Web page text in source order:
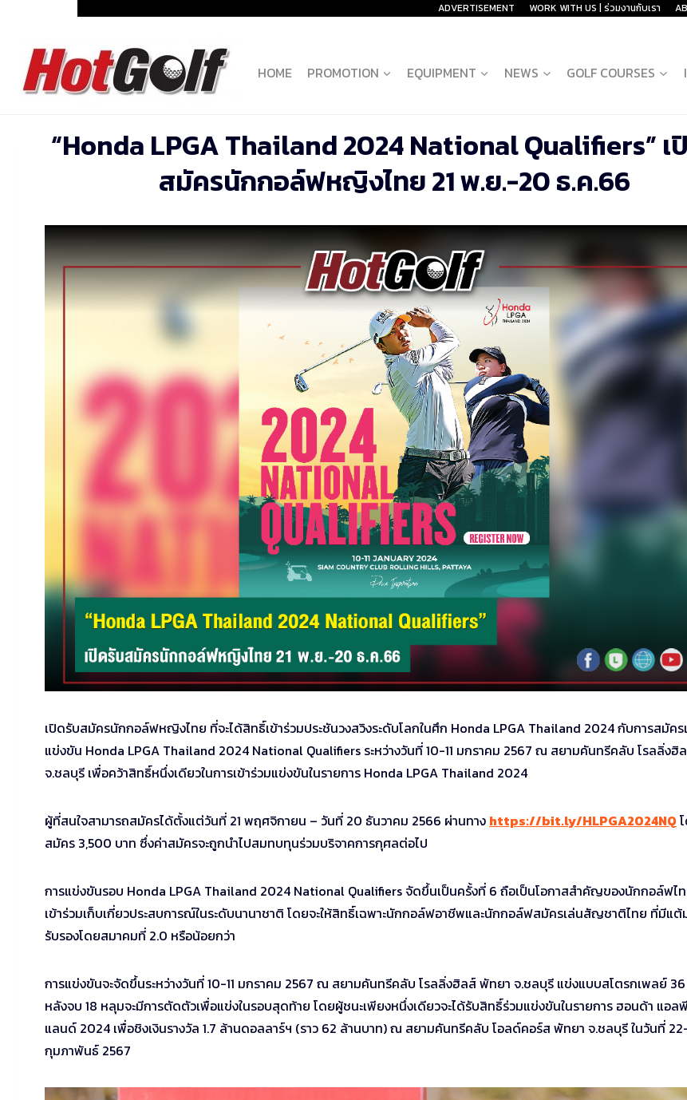
content
ADVERTISEMENT WORK WITH US | ร่วมงานกับเรา
HOME PROMOTION EQUIPMENT NEWS GOLF COURSES
“Honda LPGA Thailand 2024 National Qualifiers” เ
สมัครนักกอล์ฟหญิงไทย 21 พ.ย.-20 ธ.ค.66
เปิดรับสมัครนักกอล์ฟหญิงไทย ที่จะได้สิทธิ์เข้าร่วมประชันวงสวิงระดับโลกในศึก Honda LPGA Thailand 2024 กับการสมัคร
แข่งขัน Honda LPGA Thailand 2024 National Qualifiers ระหว่างวันที่ 10-11 มกราคม 2567 ณ สยามคันทรีคลับ โรลลิ่งฮิ
จ.ชลบุรี เพื่อคว้าสิทธิ์หนึ่งเดียวในการเข้าร่วมแข่งขันในรายการ Honda LPGA Thailand 2024
ผู้ที่สนใจสามารถสมัครได้ตั้งแต่วันที่ 21 พฤศจิกายน – วันที่ 20 ธันวาคม 2566 ผ่านทาง https://bit.ly/HLPGA2024NQ
สมัคร 3,500 บาท ซึ่งค่าสมัครจะถูกนำไปสมทบทุนร่วมบริจาคการกุศลต่อไป
การแข่งขันรอบ Honda LPGA Thailand 2024 National Qualifiers จัดขึ้นเป็นครั้งที่ 6 ถือเป็นโอกาสสำคัญของนักกอล์ฟไท
เข้าร่วมเก็บเกี่ยวประสบการณ์ในระดับนานาชาติ โดยจะให้สิทธิ์เฉพาะนักกอล์ฟอาชีพและนักกอล์ฟสมัครเล่นสัญชาติไทย ที่มีแ
รับรองโดยสมาคมที่ 2.0 หรือน้อยกว่า
การแข่งขันจะจัดขึ้นระหว่างวันที่ 10-11 มกราคม 2567 ณ สยามคันทรีคลับ โรลลิ่งฮิลส์ พัทยา จ.ชลบุรี แข่งแบบสโตรกเพลย์
หลังจบ 18 หลุมจะมีการตัดตัวเพื่อแข่งในรอบสุดท้าย โดยผู้ชนะเพียงหนึ่งเดียวจะได้รับสิทธิ์ร่วมแข่งขันในรายการ ฮอนด้า แอล
แลนด์ 2024 เพื่อชิงเงินรางวัล 1.7 ล้านดอลลาร์ฯ (ราว 62 ล้านบาท) ณ สยามคันทรีคลับ โอลด์คอร์ส พัทยา จ.ชลบุรี ในวันที่
กุมภาพันธ์ 2567